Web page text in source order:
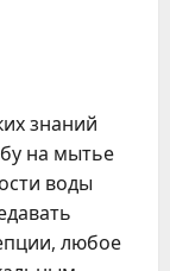
знаний
на мытье
воды
любое